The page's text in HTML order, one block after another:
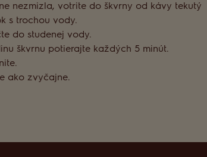
nezmizla, votrite do škvrny od kávy tekutý
s trochou vody.
do studenej vody.
škvrnu potierajte každých 5 minút.
ako zvyčajne.